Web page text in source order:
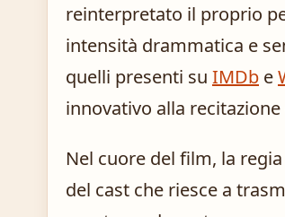
reinterpretato il proprio
intensità drammatica e
quelli presenti su IMDb e
innovativo alla
Nel cuore del film, la
del cast che riesce a